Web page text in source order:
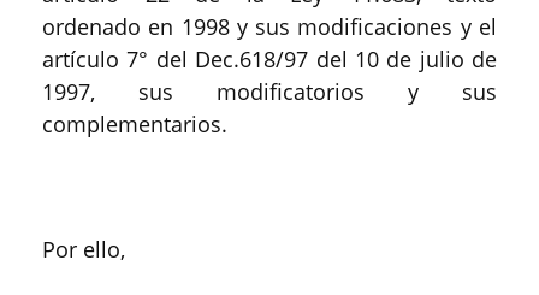
ordenado en 1998 y sus modificaciones y el
artículo 7° del Dec.618/97 del 10 de julio de
1997, sus modificatorios y sus
complementarios.
Por ello,